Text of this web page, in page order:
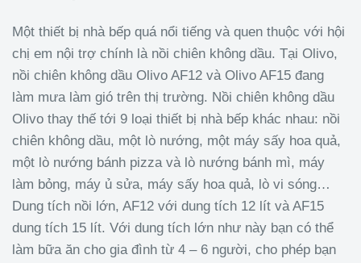
Một thiết bị nhà bếp quá nổi tiếng và quen thuộc với hội
chị em nội trợ chính là nồi chiên không dầu. Tại Olivo,
nồi chiên không dầu Olivo AF12 và Olivo AF15 đang
làm mưa làm gió trên thị trường. Nồi chiên không dầu
Olivo thay thế tới 9 loại thiết bị nhà bếp khác nhau: nồi
chiên không dầu, một lò nướng, một máy sấy hoa quả,
một lò nướng bánh pizza và lò nướng bánh mì, máy
làm bỏng, máy ủ sửa, máy sấy hoa quả, lò vi sóng…
Dung tích nồi lớn, AF12 với dung tích 12 lít và AF15
dung tích 15 lít. Với dung tích lớn như này bạn có thể
làm bữa ăn cho gia đình từ 4 – 6 người, cho phép bạn